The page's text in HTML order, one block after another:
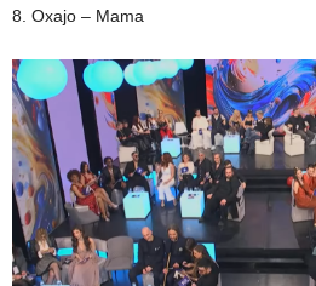
8. Oxajo – Mama